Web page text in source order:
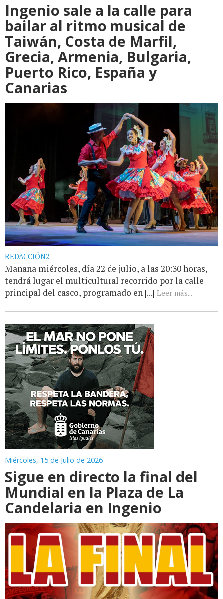
Ingenio sale a la calle para
bailar al ritmo musical de
Taiwán, Costa de Marfil,
Grecia, Armenia, Bulgaria,
Puerto Rico, España y
Canarias
REDACCIÓN2
Mañana miércoles, día 22 de julio, a las 20:30 horas,
tendrá lugar el multicultural recorrido por la calle
principal del casco, programado en [...] Leer más...
Miércoles, 15 de Julio de 2026
Sigue en directo la final del
Mundial en la Plaza de La
Candelaria en Ingenio